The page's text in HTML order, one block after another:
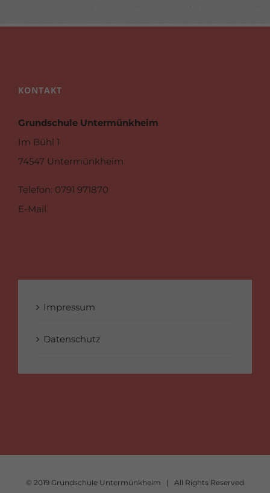
KONTAKT
Grundschule Untermünkheim
Im Bühl 1
74547 Untermünkheim
Telefon: 0791 971870
E-Mail
Impressum
Datenschutz
© 2019 Grundschule Untermünkheim | All Rights Reserved